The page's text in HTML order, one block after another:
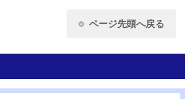
ページ先頭へ戻る